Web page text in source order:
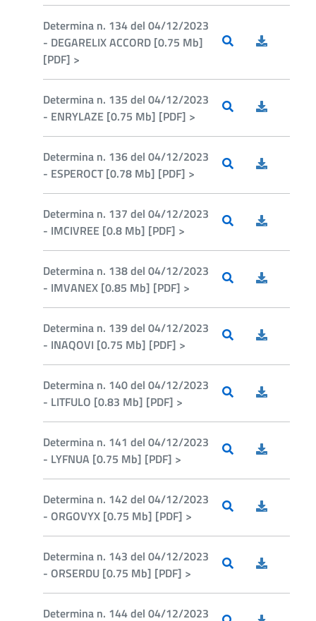
Determina n. 134 del 04/12/2023
- DEGARELIX ACCORD [0.75 Mb]
[PDF] >
Determina n. 135 del 04/12/2023
- ENRYLAZE [0.75 Mb] [PDF] >
Determina n. 136 del 04/12/2023
- ESPEROCT [0.78 Mb] [PDF] >
Determina n. 137 del 04/12/2023
- IMCIVREE [0.8 Mb] [PDF] >
Determina n. 138 del 04/12/2023
- IMVANEX [0.85 Mb] [PDF] >
Determina n. 139 del 04/12/2023
- INAQOVI [0.75 Mb] [PDF] >
Determina n. 140 del 04/12/2023
- LITFULO [0.83 Mb] [PDF] >
Determina n. 141 del 04/12/2023
- LYFNUA [0.75 Mb] [PDF] >
Determina n. 142 del 04/12/2023
- ORGOVYX [0.75 Mb] [PDF] >
Determina n. 143 del 04/12/2023
- ORSERDU [0.75 Mb] [PDF] >
Determina n. 144 del 04/12/2023